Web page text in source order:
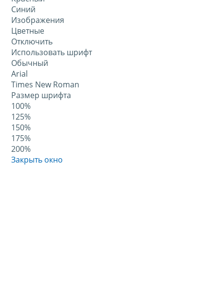
Синий
Изображения
Цветные
Отключить
Использовать шрифт
Обычный
Arial
Times New Roman
Размер шрифта
100%
125%
150%
175%
200%
Закрыть окно